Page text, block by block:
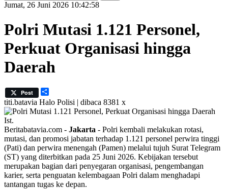
Jumat, 26 Juni 2026 10:42:58
Polri Mutasi 1.121 Personel,
Perkuat Organisasi hingga
Daerah
Post
titi.batavia Halo Polisi | dibaca 8381 x
Ist.
Beritabatavia.com - Jakarta - Polri kembali melakukan rotasi,
mutasi, dan promosi jabatan terhadap 1.121 personel perwira tinggi
(Pati) dan perwira menengah (Pamen) melalui tujuh Surat Telegram
(ST) yang diterbitkan pada 25 Juni 2026. Kebijakan tersebut
merupakan bagian dari penyegaran organisasi, pengembangan
karier, serta penguatan kelembagaan Polri dalam menghadapi
tantangan tugas ke depan.